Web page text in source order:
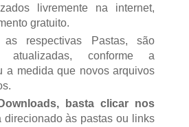
livremente na internet,
gratuito.
respectivas Pastas, são
atualizadas, conforme a
a medida que novos arquivos
basta clicar nos
às pastas ou links